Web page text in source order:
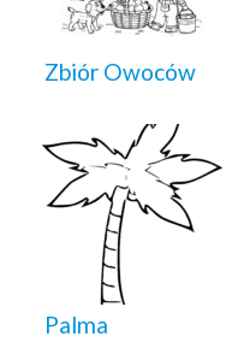
Zbiór Owoców
Palma